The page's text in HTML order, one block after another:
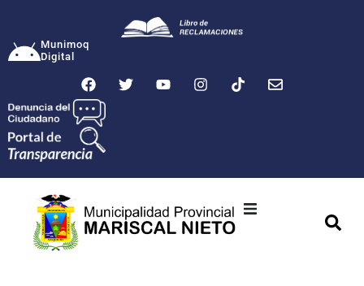
Munimoq
Digital